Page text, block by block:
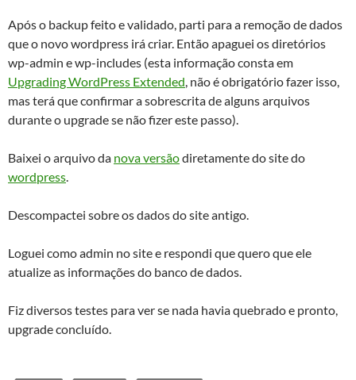
Após o backup feito e validado, parti para a remoção de dados
que o novo wordpress irá criar. Então apaguei os diretórios
wp-admin e wp-includes (esta informação consta em
Upgrading WordPress Extended, não é obrigatório fazer isso,
mas terá que confirmar a sobrescrita de alguns arquivos
durante o upgrade se não fizer este passo).
Baixei o arquivo da nova versãodiretamente do site do
wordpress.
Descompactei sobre os dados do site antigo.
Loguei como admin no site e respondi que quero que ele
atualize as informações do banco de dados.
Fiz diversos testes para ver se nada havia quebrado e pronto,
upgrade concluído.